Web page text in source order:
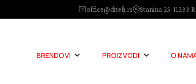
office@diteh.rs Stanina 25, 11233
BRENDOVI PROIZVODI O